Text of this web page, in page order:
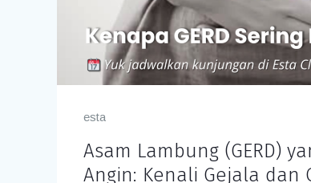
esta
Asam Lambung (GERD)
Angin: Kenali Gejala dan